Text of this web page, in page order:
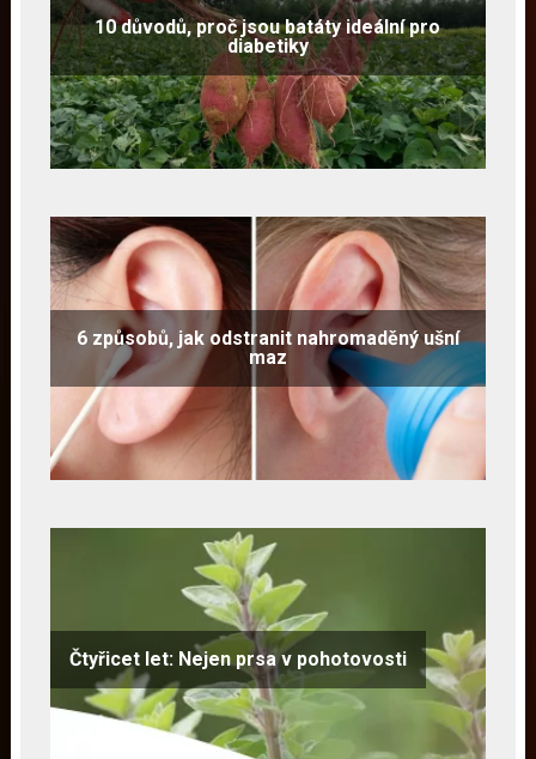
10 důvodů, proč jsou batáty ideální pro
diabetiky
6 způsobů, jak odstranit nahromaděný ušní
maz
Čtyřicet let: Nejen prsa v pohotovosti